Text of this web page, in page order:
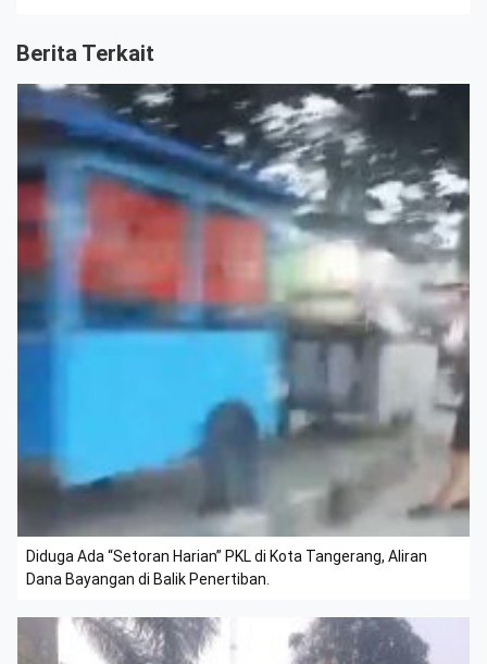
Berita Terkait
Diduga Ada “Setoran Harian” PKL di Kota Tangerang, Aliran
Dana Bayangan di Balik Penertiban.